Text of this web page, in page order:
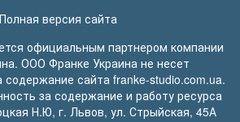
Полная версия сайта
официальным партнером компании
ООО Франке Украина не несет
содержание сайта franke-studio.com.ua.
за содержание и работу ресурса
Н.Ю, г. Львов, ул. Стрыйская, 45А